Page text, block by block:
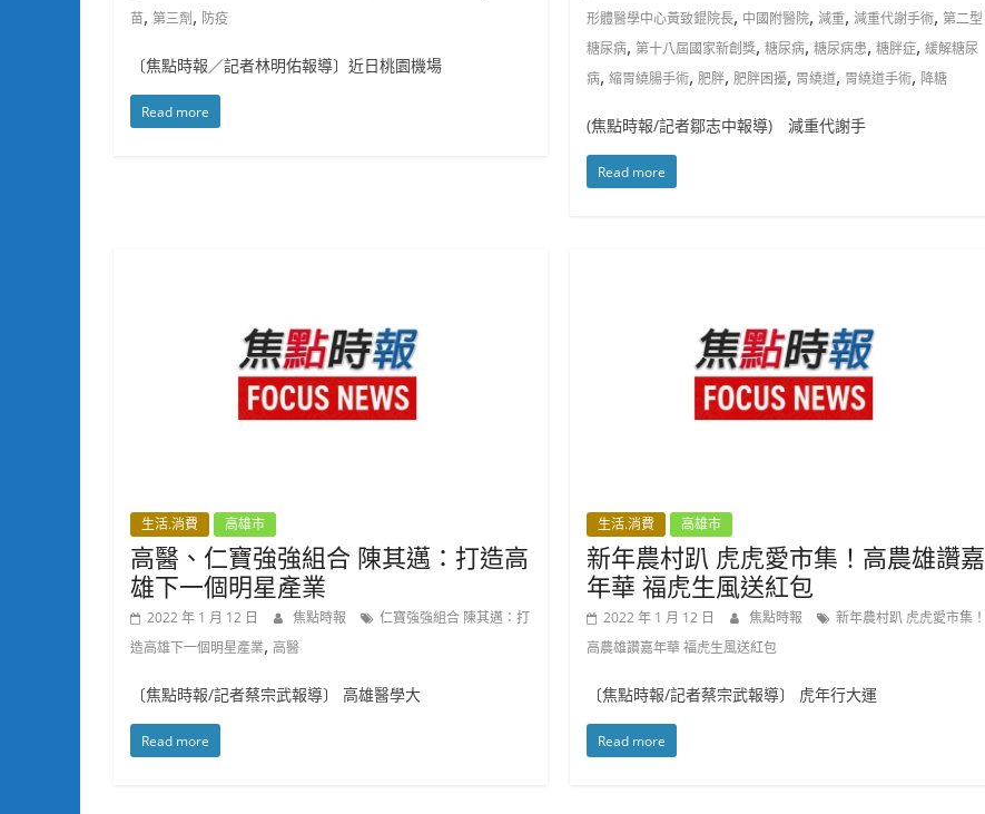
苗, 第三劑 , 防疫
〔焦點時報／記者林明佑報導〕近日桃園機場
Read more
形體醫學中心黃致錕院長, 中國附醫院,減重,減重代謝手術, 第二型
糖尿病, 第十八屆國家新創獎,糖尿病,糖尿病患,糖胖症,緩解糖尿
病,縮胃繞腸手術,肥胖,肥胖困擾, 胃繞道, 胃繞道手術, 降糖
(焦點時報/記者鄒志中報導) 減重代謝手
Read more
生活.消費 高雄市
高醫、仁寶強強組合 陳其邁：打造高
雄下一個明星產業
2022 年 1 月 12 日 焦點時報
仁寶強強組合 陳其邁：打
造高雄下一個明星產業, 高醫
〔焦點時報/記者蔡宗武報導〕 高雄醫學大
Read more
生活.消費 高雄市
新年農村趴 虎虎愛市集！高農雄讚嘉
年華 福虎生風送紅包
2022 年 1 月 12 日 焦點時報
新年農村趴 虎虎愛市集！
高農雄讚嘉年華 福虎生風送紅包
〔焦點時報/記者蔡宗武報導〕 虎年行大運
Read more